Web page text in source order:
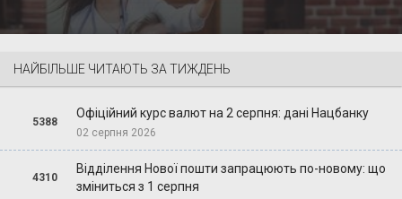
НАЙБІЛЬШЕ ЧИТАЮТЬ ЗА ТИЖДЕНЬ
5388
Офіційний курс валют на 2 серпня: дані Нацбанку
02 серпня 2026
4310
Відділення Нової пошти запрацюють по-новому: що
зміниться з 1 серпня